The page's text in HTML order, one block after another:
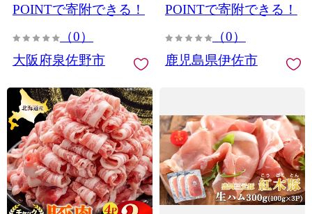
POINTで寄附できる！
（0）
大阪府泉佐野市
POINTで寄附できる！
（0）
鹿児島県伊佐市